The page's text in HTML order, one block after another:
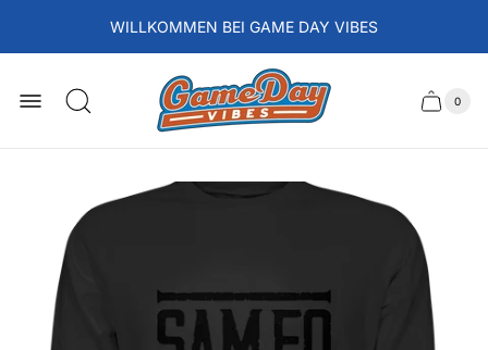
WILLKOMMEN BEI GAME DAY VIBES
Laden-
Logo
0